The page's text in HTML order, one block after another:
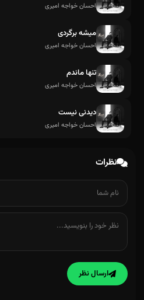
احسان خواجه امیری
میشه برگردی
احسان خواجه امیری
تنها ماندم
احسان خواجه امیری
دیدنی نیست
احسان خواجه امیری
نظرات
ارسال نظر